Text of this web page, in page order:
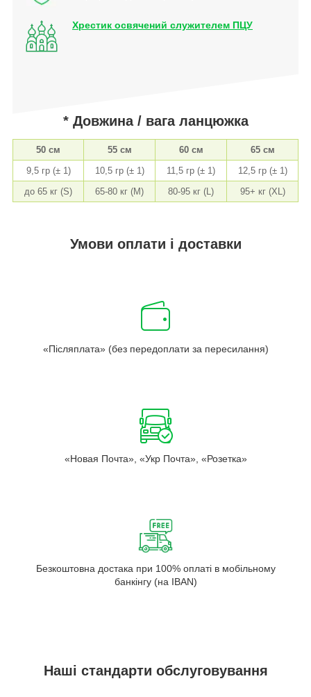
Хрестик освячений служителем ПЦУ
* Довжина / вага ланцюжка
50 см 55 см 60 см
65 см
9,5 гр (± 1)
10,5 гр (± 1) 11,5 гр (± 1)
12,5 гр (± 1)
до 65 кг (S)
65-80 кг (M) 80-95 кг (L) 95+ кг (XL)
Умови оплати і доставки
«Післяплата» (без передоплати за пересилання)
«Новая Почта», «Укр Почта», «Розетка»
Безкоштовна достака при 100% оплаті в мобільному
банкінгу (на IBAN)
Наші стандарти обслуговування